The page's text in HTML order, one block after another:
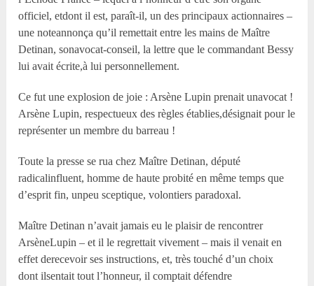
officiel, etdont il est, paraît-il, un des principaux actionnaires –
une noteannonça qu’il remettait entre les mains de Maître
Detinan, sonavocat-conseil, la lettre que le commandant Bessy
lui avait écrite,à lui personnellement.
Ce fut une explosion de joie : Arsène Lupin prenait unavocat !
Arsène Lupin, respectueux des règles établies,désignait pour le
représenter un membre du barreau !
Toute la presse se rua chez Maître Detinan, député
radicalinfluent, homme de haute probité en même temps que
d’esprit fin, unpeu sceptique, volontiers paradoxal.
Maître Detinan n’avait jamais eu le plaisir de rencontrer
ArsèneLupin – et il le regrettait vivement – mais il venait en
effet derecevoir ses instructions, et, très touché d’un choix
dont ilsentait tout l’honneur, il comptait défendre